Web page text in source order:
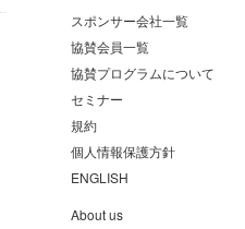
スポンサー会社一覧
協賛会員一覧
協賛プログラムについて
セミナー
規約
個人情報保護方針
ENGLISH
About us